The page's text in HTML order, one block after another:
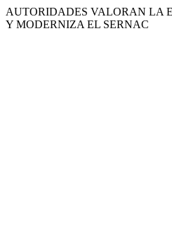
AUTORIDADES VALORAN LA
Y MODERNIZA EL SERNAC